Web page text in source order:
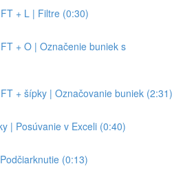
+ L | Filtre (0:30)
+ O | Označenie buniek s
+ šípky | Označovanie buniek (2:31)
| Posúvanie v Exceli (0:40)
(0:13)